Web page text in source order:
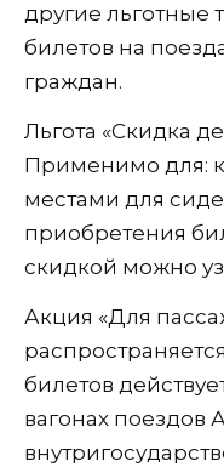
другие льготные
билетов на
граждан.
Льгота «Скидка
Применимо для:
местами для
приобретения
скидкой можно
Акция «Для
билетов
вагонах поездов